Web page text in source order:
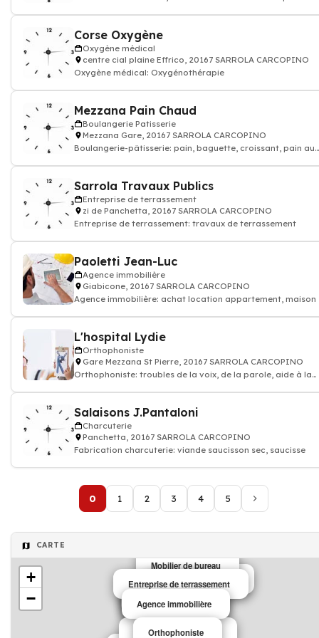
Corse Oxygène
Oxygène médical
centre cial plaine Effrico, 20167 SARROLA CARCOPINO
Oxygène médical: Oxygénothérapie
Mezzana Pain Chaud
Boulangerie Patisserie
Mezzana Gare, 20167 SARROLA CARCOPINO
Boulangerie-pâtisserie: pain, baguette, croissant, pain au
Sarrola Travaux Publics
Entreprise de terrassement
zi de Panchetta, 20167 SARROLA CARCOPINO
Entreprise de terrassement: travaux de terrassement
Paoletti Jean-Luc
Agence immobilière
Giabicone, 20167 SARROLA CARCOPINO
Agence immobilière: achat location appartement, maison
L'hospital Lydie
Orthophoniste
Gare Mezzana St Pierre, 20167 SARROLA CARCOPINO
Orthophoniste: troubles de la voix, de la parole, aide à la
Salaisons J.Pantaloni
Charcuterie
Panchetta, 20167 SARROLA CARCOPINO
Fabrication charcuterie: viande saucisson sec, saucisse
0 1 2 3 4 5
CARTE
Toilettage animal
Mobilier de bureau
Mobilier de bureau
Garagiste
location de voiture
Sport
Boulangerie Patisserie
Entreprise de terrassement
Agence immobilière
Orthophoniste
+
−